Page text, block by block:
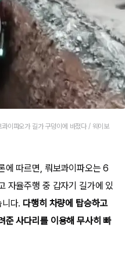
이파오가 길가 구덩이에 바졌다 / 웨이보
에 따르면, 뤄보콰이파오는 6
자율주행 중 갑자기 길가에 있
다. 다행히 차량에 탑승하고
준 사다리를 이용해 무사히 빠